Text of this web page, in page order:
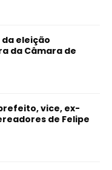
da eleição
da Câmara de
vice, ex-
de Felipe